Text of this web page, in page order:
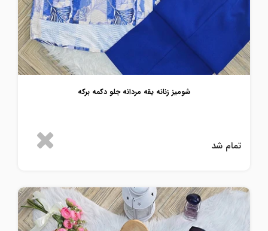
شومیز زنانه یقه مردانه جلو دکمه برکه
تمام شد